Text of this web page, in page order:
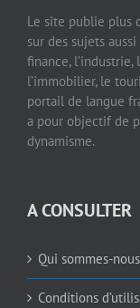
Le site publie plus
sur des sujets
finance, l’industrie,
l’immobilier, le
portail de langue
a pour objectif de
dynamisme.
A CONSULTER
Qui sommes-
Conditions